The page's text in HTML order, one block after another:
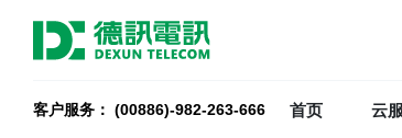
客户服务： (00886)-982-263-666 首页 云